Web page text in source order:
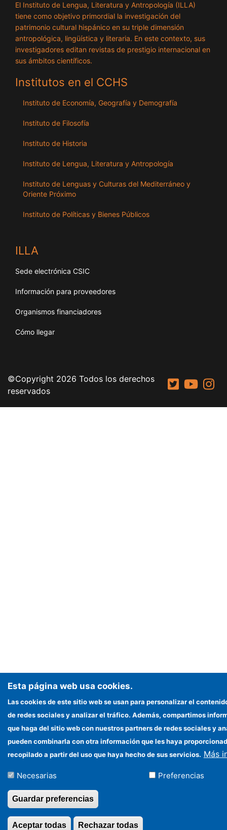
El Instituto de Lengua, Literatura y Antropología (ILLA)
tiene como objetivo primordial la investigación del
patrimonio cultural hispánico en su triple dimensión
antropológica, lingüística y literaria. En este contexto, sus
investigadores editan revistas de prestigio internacional en
sus ámbitos científicos.
Institutos en el CCHS
Instituto de Economía, Geografía y Demografía
Instituto de Filosofía
Instituto de Historia
Instituto de Lengua, Literatura y Antropología
Instituto de Lenguas y Culturas del Mediterráneo y
Oriente Próximo
Instituto de Políticas y Bienes Públicos
ILLA
Sede electrónica CSIC
Información para proveedores
Organismos financiadores
Cómo llegar
©Copyright 2026 Todos los derechos
reservados
Esta página web usa cookies.
Las cookies de este sitio web se usan para personalizar el
de redes sociales y analizar el tráfico. Además, compartimos
que haga del sitio web con nuestros partners de redes sociales y
pueden combinarla con otra información que les haya
recopilado a partir del uso que haya hecho de sus servicios. Más
Necesarias Preferencias
Guardar preferencias
Rechazar todas
Aceptar todas